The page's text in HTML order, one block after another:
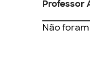
Professor
Não